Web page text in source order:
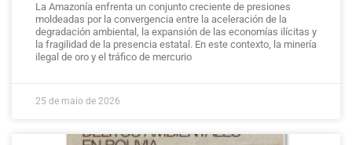
La Amazonía enfrenta un conjunto creciente de presiones
moldeadas por la convergencia entre la aceleración de la
degradación ambiental, la expansión de las economías ilícitas y
la fragilidad de la presencia estatal. En este contexto, la minería
ilegal de oro y el tráfico de mercurio
25 de maio de 2026